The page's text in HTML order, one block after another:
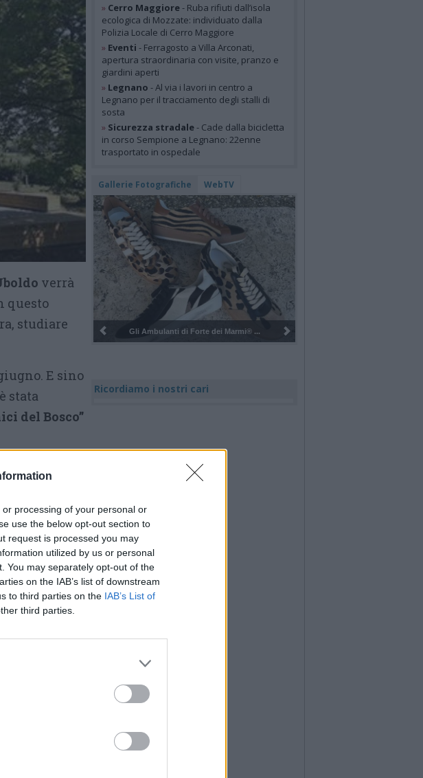
processing of your personal or
use the below opt-out section to
request is processed you may
utilized by us or personal
You may separately opt-out of the
on the IAB’s list of downstream
to third parties on the IAB’s List of
third parties.
verrà
questo
studiare
E sino
stata
del Bosco”
eventi
e
» Cerro Maggiore- Ruba rifiuti dall’isola
ecologica di Mozzate: individuato dalla
Polizia Locale di Cerro Maggiore
» Eventi - Ferragosto a Villa Arconati,
apertura straordinaria con visite, pranzo e
giardini aperti
» Legnano - Al via i lavori in centro a
Legnano per il tracciamento degli stalli di
sosta
» Sicurezza stradale- Cade dalla bicicletta
in corso Sempione a Legnano: 22enne
trasportato in ospedale
Gallerie Fotografiche WebTV
Pulizia del bosco del Rugareto a ...
Ricordiamo i nostri cari